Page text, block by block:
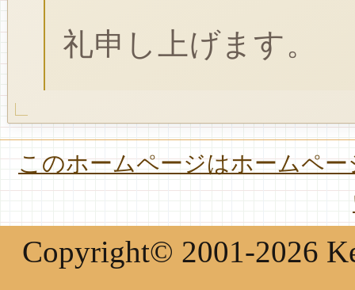
礼申し上げます。
このホームページはホームペ
Copyright© 2001-2026